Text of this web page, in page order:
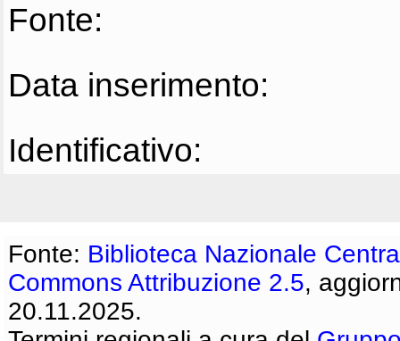
Fonte:
Data inserimento:
Identificativo:
Fonte: Biblioteca Nazionale
Commons Attribuzione 2.5,
20.11.2025.